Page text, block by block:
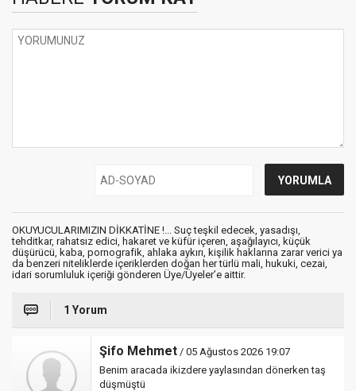
OKUYUCULARIMIZIN DİKKATİNE !... Suç teşkil edecek, yasadışı,
tehditkar, rahatsız edici, hakaret ve küfür içeren, aşağılayıcı, küçük
düşürücü, kaba, pornografik, ahlaka aykırı, kişilik haklarına zarar verici ya
da benzeri niteliklerde içeriklerden doğan her türlü mali, hukuki, cezai,
idari sorumluluk içeriği gönderen Üye/Üyeler’e aittir.
1 Yorum
Şifo Mehmet / 05 Ağustos 2026 19:07
Benim aracada ikizdere yaylasından dönerken taş
düşmüştü